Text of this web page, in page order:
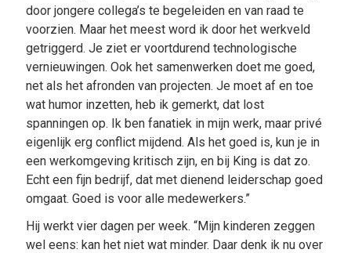
door jongere collega’s te begeleiden en van raad te
voorzien. Maar het meest word ik door het werkveld
getriggerd. Je ziet er voortdurend technologische
vernieuwingen. Ook het samenwerken doet me goed,
net als het afronden van projecten. Je moet af en toe
wat humor inzetten, heb ik gemerkt, dat lost
spanningen op. Ik ben fanatiek in mijn werk, maar privé
eigenlijk erg conflict mijdend. Als het goed is, kun je in
een werkomgeving kritisch zijn, en bij King is dat zo.
Echt een fijn bedrijf, dat met dienend leiderschap goed
omgaat. Goed is voor alle medewerkers.”
Hij werkt vier dagen per week. “Mijn kinderen zeggen
wel eens: kan het niet wat minder. Daar denk ik nu over